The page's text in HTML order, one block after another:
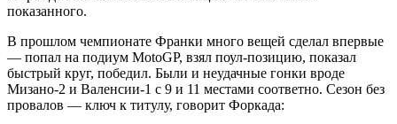
показанного.
В прошлом чемпионате Франки много вещей сделал впервые
— попал на подиум MotoGP, взял поул-позицию, показал
быстрый круг, победил. Были и неудачные гонки вроде
Мизано-2 и Валенсии-1 с 9 и 11 местами соответно. Сезон без
провалов — ключ к титулу, говорит Форкада: